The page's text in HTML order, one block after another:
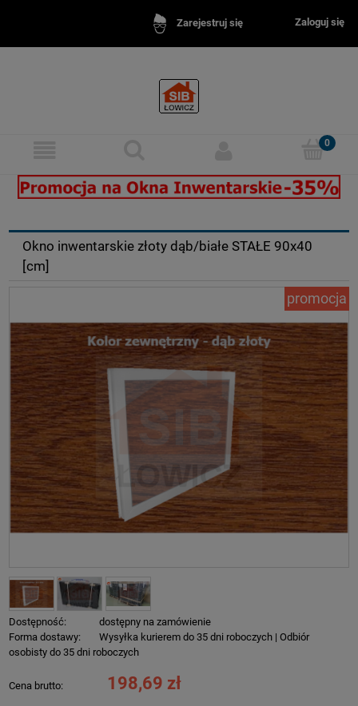
Zarejestruj się Zaloguj się
Okno inwentarskie złoty dąb/białe STAŁE 90x40
[cm]
promocja
Dostępność:
dostępny na zamówienie
Forma dostawy:
Wysyłka kurierem do 35 dni roboczych | Odbiór
osobisty do 35 dni roboczych
Cena brutto: 198,69 zł